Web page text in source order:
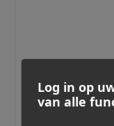
Log in op
van alle